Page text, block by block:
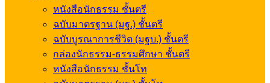
หนังสือนักธรรม ชั้นตรี
ฉบับมาตรฐาน (มฐ.) ชั้นตรี
ฉบับบูรณาการชีวิต (มฐบ.) ชั้นตรี
กล่องนักธรรม-ธรรมศึกษา ชั้นตรี
หนังสือนักธรรม ชั้นโท